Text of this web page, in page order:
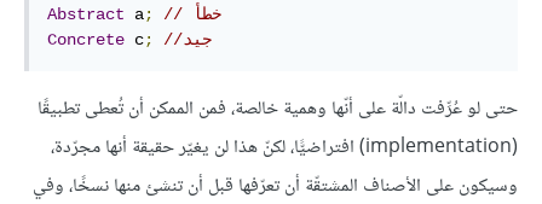
Abstract a;
// خطأ
Concrete c;
حتى لو عُرِّفت دالّة على أنّها وهمية خالصة، فمن الممكن أن تُعطى تطبيقًا
(implementation) افتراضيًّا، لكنّ هذا لن يغيّر حقيقة أنها مجرّدة،
وسيكون على الأصناف المشتقّة أن تعرّفها قبل أن تنشئ منها نسخًا، وفي